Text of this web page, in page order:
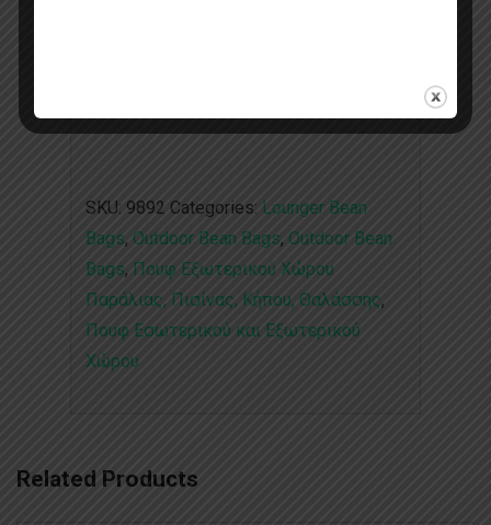
SKU: 9892 Categories: Lounger Bean
Bags, Outdoor Bean Bags, Outdoor Bean
Bags, Πουφ Εξωτερικού Χώρου
Παράλιας, Πισίνας, Κήπου, Θαλάσσης,
Πουφ Εσωτερικού και Εξωτερικού
Χώρου
Related Products